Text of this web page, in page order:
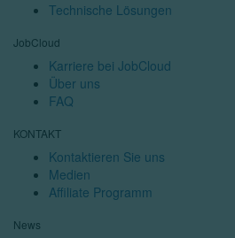
Technische Lösungen
JobCloud
Karriere bei JobCloud
Über uns
FAQ
KONTAKT
Kontaktieren Sie uns
Medien
Affiliate Programm
News